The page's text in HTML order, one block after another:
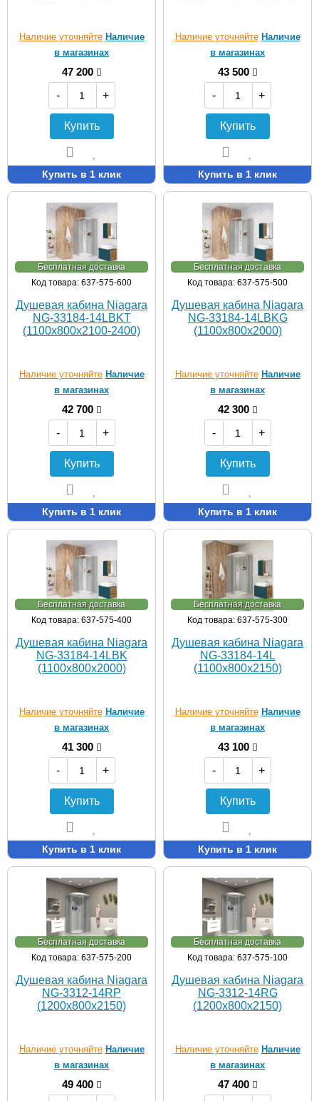
Наличие уточняйте Наличие
в магазинах
47 200
-
+
Купить
Купить в 1 клик
Наличие уточняйте Наличие
в магазинах
43 500
-
+
Купить
Купить в 1 клик
Бесплатная доставка
Код товара: 637-575-600
Душевая кабина Niagara
NG-33184-14LBKT
(1100х800х2100-2400)
Наличие уточняйте Наличие
в магазинах
42 700
-
+
Купить
Купить в 1 клик
Бесплатная доставка
Код товара: 637-575-500
Душевая кабина Niagara
NG-33184-14LBKG
(1100х800х2000)
Наличие уточняйте Наличие
в магазинах
42 300
-
+
Купить
Купить в 1 клик
Бесплатная доставка
Код товара: 637-575-400
Душевая кабина Niagara
NG-33184-14LBK
(1100х800х2000)
Наличие уточняйте Наличие
в магазинах
41 300
-
+
Купить
Купить в 1 клик
Бесплатная доставка
Код товара: 637-575-300
Душевая кабина Niagara
NG-33184-14L
(1100х800х2150)
Наличие уточняйте Наличие
в магазинах
43 100
-
+
Купить
Купить в 1 клик
Бесплатная доставка
Код товара: 637-575-200
Душевая кабина Niagara
NG-3312-14RP
(1200х800х2150)
Наличие уточняйте Наличие
в магазинах
49 400
Бесплатная доставка
Код товара: 637-575-100
Душевая кабина Niagara
NG-3312-14RG
(1200х800х2150)
Наличие уточняйте Наличие
в магазинах
47 400